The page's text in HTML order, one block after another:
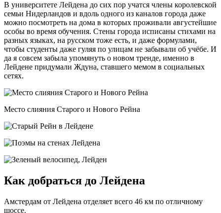
В университете Лейдена до сих пор учатся члены королевской
семьи Нидерландов и вдоль одного из каналов города даже
можно посмотреть на дома в которых проживали августейшие
особы во время обучения. Стены города исписаны стихами на
разных языках, на русском тоже есть, и даже формулами,
чтобы студенты даже гуляя по улицам не забывали об учёбе. И
да я совсем забыла упомянуть о новом тренде, именно в
Лейдене придумали Ждуна, ставшего мемом в социальных
сетях.
Место слияния Старого и Нового Рейна
Как добраться до Лейдена
Амстердам от Лейдена отделяет всего 46 км по отличному
шоссе.